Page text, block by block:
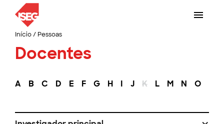
Início/ Pessoas
Docentes
A B C D E F G H I J K L M N O